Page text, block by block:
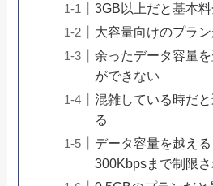
3GB以上だと基本
大容量向けのプラ
余ったデータ容量
ができない
混雑している時だ
る
データ容量を越え
300Kbpsまで制限さ